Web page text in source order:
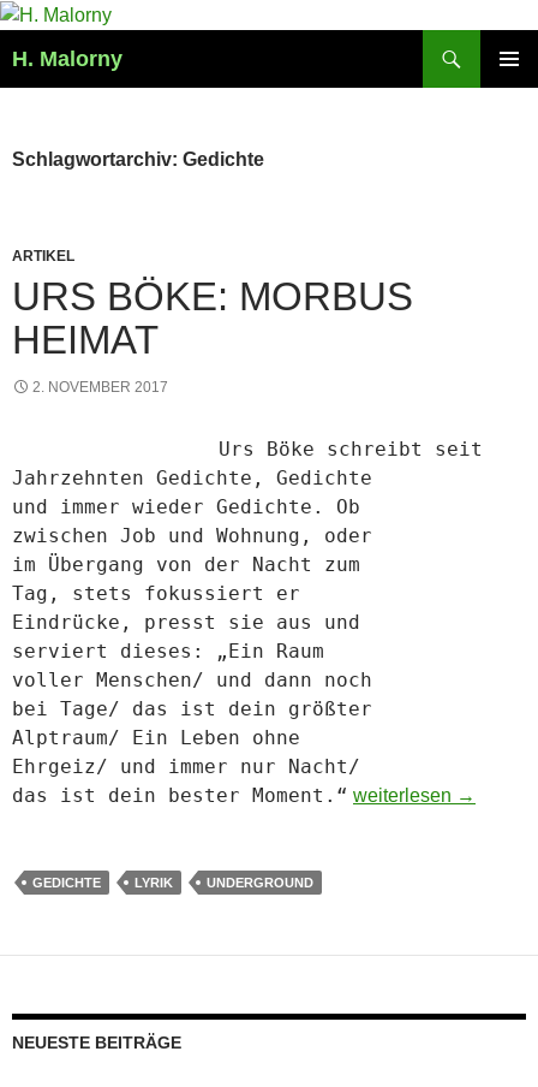
Zum
springen
H. Malorny
Schlagwortarchiv: Gedichte
ARTIKEL
URS BÖKE: MORBUS
HEIMAT
2. NOVEMBER 2017
Urs Böke schreibt seit
Jahrzehnten Gedichte, Gedichte
und immer wieder Gedichte. Ob
zwischen Job und Wohnung, oder
im Übergang von der Nacht zum
Tag, stets fokussiert er
Eindrücke, presst sie aus und
serviert dieses:
„Ein Raum
voller Menschen/ und dann noch
bei Tage/ das ist dein größter
Alptraum/ Ein Leben ohne
Ehrgeiz/ und immer nur Nacht/
das ist dein bester Moment.“ Urs Böke: Morbus
weiterlesen →
GEDICHTE LYRIK UNDERGROUND
NEUESTE BEITRÄGE